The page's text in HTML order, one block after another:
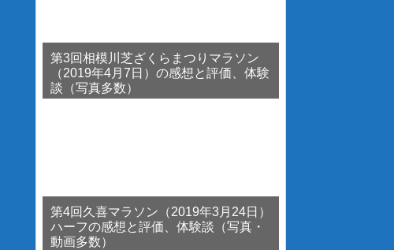
第3回相模川芝ざくらまつりマラソン
（2019年4月7日）の感想と評価、体験
談（写真多数）
第4回久喜マラソン（2019年3月24日）
ハーフの感想と評価、体験談（写真・
動画多数）